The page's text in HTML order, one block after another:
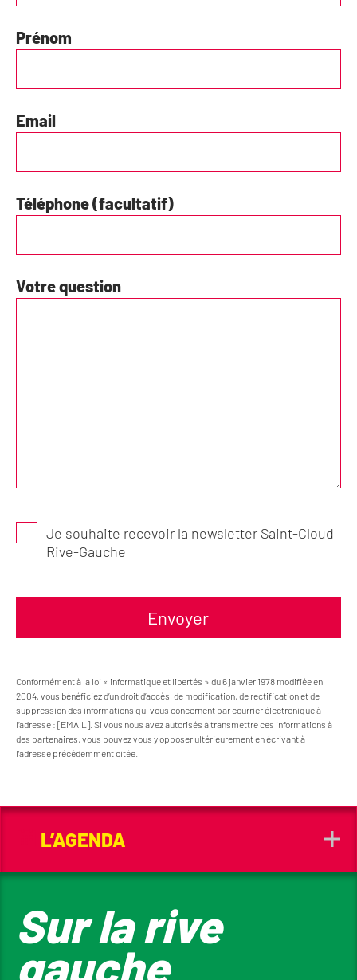
Prénom
Email
Téléphone (facultatif)
Votre question
Je souhaite recevoir la newsletter Saint-Cloud
Rive-Gauche
Envoyer
Conformément à la loi « informatique et libertés » du 6 janvier 1978 modifiée en
2004, vous bénéficiez d’un droit d’accès, de modification, de rectification et de
suppression des informations qui vous concernent par courrier électronique à
l’adresse : [EMAIL]. Si vous nous avez autorisés à transmettre ces informations à
des partenaires, vous pouvez vous y opposer ultérieurement en écrivant à
l’adresse précédemment citée.
L’AGENDA
Sur la rive
gauche